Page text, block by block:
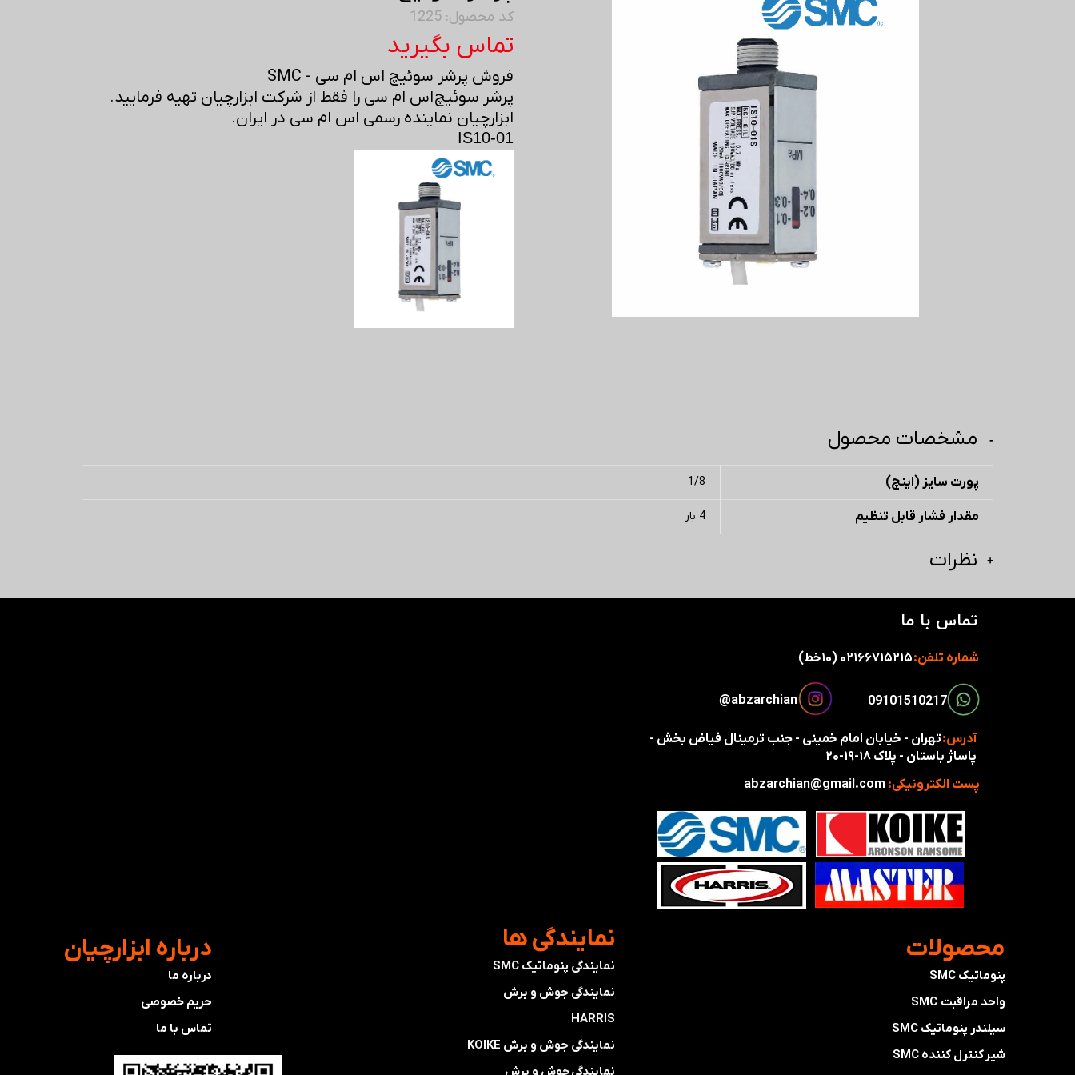
کد محصول: 1225
تماس بگیرید
فروش پرشر سوئیچ اس ام سی - SMC
پرشر سوئیچ اس ام سی را فقط از شرکت ابزارچیان تهیه فرمایید.
ابزارچیان نماینده رسمی اس ام سی در ایران.
IS10-01
مشخصات محصول
پورت سایز (اینچ) 1/8
مقدار فشار قابل تنظیم 4 بار
نظرات
تماس با ما
شماره تلفن:
آدرس:تهران - خیابان امام خمینی - جنب ترمینال فیاض بخش -
پاساژ باستان - پلاک ۱۸-۱۹-۲۰
پست الکترونیکی: abzarchian@gmail.com
​​09101510217​​​​​​​
​​​abzarchian@
​محصولات
پنوماتیک SMC
واحد مراقبت SMC
سیلندر پنوماتیک SMC
شیر کنترل کننده SMC
​درباره ابزارچیان
درباره ما
حریم خصوصی
تماس با ما
​نمایندگی ها
نمایندگی پنوماتیک SMC
​​​​​​​نمایندگی جوش و برش
HARRIS
​​​​نمایندگی ​​​ جوش و برش KOIKE
​​​​نمایندگیجوش و برش